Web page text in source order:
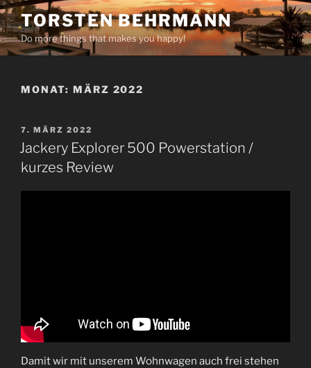
Zum
Inhalt
springen
TORSTEN BEHRMANN
Do more things that makes you happy!
MONAT: MÄRZ 2022
VERÖFFENTLICHT
AM
7. MÄRZ 2022
Jackery Explorer 500 Powerstation /
kurzes Review
Damit wir mit unserem Wohnwagen auch frei stehen